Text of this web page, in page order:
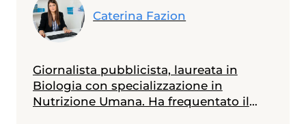
Caterina Fazion
Giornalista pubblicista, laureata in
Biologia con specializzazione in
Nutrizione Umana. Ha frequentato il